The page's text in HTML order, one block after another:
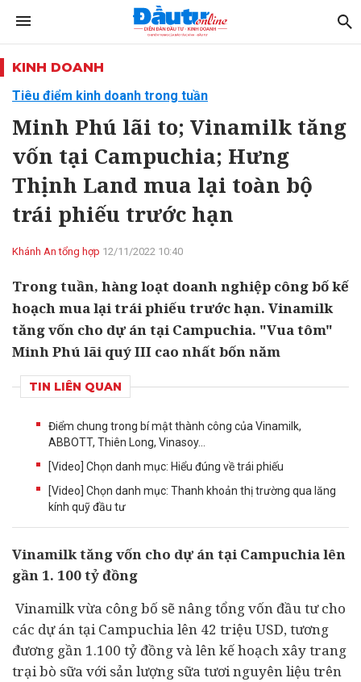
KINH DOANH
Tiêu điểm kinh doanh trong tuần
Minh Phú lãi to; Vinamilk tăng
vốn tại Campuchia; Hưng
Thịnh Land mua lại toàn bộ
trái phiếu trước hạn
Khánh An tổng hợp 12/11/2022 10:40
Trong tuần, hàng loạt doanh nghiệp công bố kế
hoạch mua lại trái phiếu trước hạn. Vinamilk
tăng vốn cho dự án tại Campuchia. "Vua tôm"
Minh Phú lãi quý III cao nhất bốn năm
TIN LIÊN QUAN
Điểm chung trong bí mật thành công của Vinamilk,
ABBOTT, Thiên Long, Vinasoy…
[Video] Chọn danh mục: Hiểu đúng về trái phiếu
[Video] Chọn danh mục: Thanh khoản thị trường qua lăng
kính quỹ đầu tư
Vinamilk tăng vốn cho dự ántại Campuchia lên
gần 1. 100 tỷ đồng
Vinamilk vừa công bố sẽ nâng tổng vốn đầu tưcho
các dự án tại Campuchia lên 42 triệu USD, tương
đương gần 1.100 tỷ đồng và lên kế hoạch xây trang
trại bò sữa với sản lượng sữa tươi nguyên liệu trên